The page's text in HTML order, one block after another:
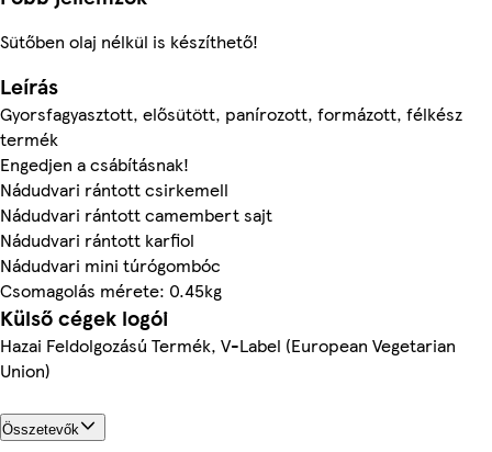
Sütőben olaj nélkül is készíthető!
Leírás
Gyorsfagyasztott, elősütött, panírozott, formázott, félkész
termék
Engedjen a csábításnak!
Nádudvari rántott csirkemell
Nádudvari rántott camembert sajt
Nádudvari rántott karfiol
Nádudvari mini túrógombóc
Csomagolás mérete: 0.45kg
Külső cégek logói
Hazai Feldolgozású Termék, V-Label (European Vegetarian
Union)
Összetevők